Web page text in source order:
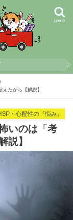
search
たから【解説】
・心配性の『悩み』
いのは「考
説】